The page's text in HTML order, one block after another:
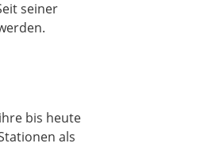
seiner
bis heute
als